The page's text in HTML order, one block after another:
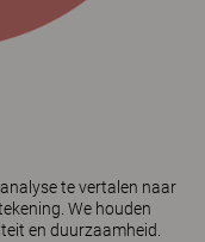
te vertalen naar
We houden
en duurzaamheid.